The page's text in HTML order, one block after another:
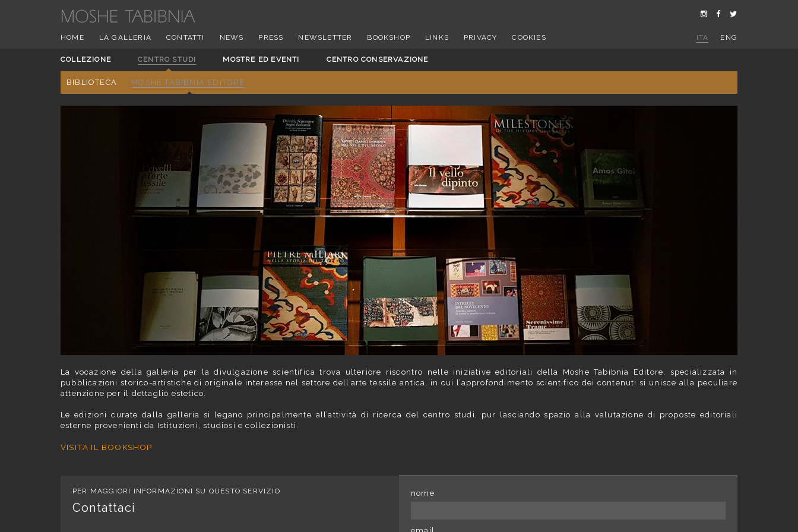
HOME LA GALLERIA CONTATTI NEWS PRESS NEWSLETTER BOOKSHOP LINKS PRIVACY COOKIES ITA ENG
COLLEZIONE CENTRO STUDI MOSTRE ED EVENTI CENTRO CONSERVAZIONE
BIBLIOTECA MOSHE TABIBNIA EDITORE
La vocazione della galleria per la divulgazione scientifica trova ulteriore riscontro nelle iniziative editoriali della Moshe Tabibnia Editore, specializzata in
pubblicazioni storico-artistiche di originale interesse nel settore dell’arte tessile antica, in cui l’approfondimento scientifico dei contenuti si unisce alla peculiare
attenzione per il dettaglio estetico.
Le edizioni curate dalla galleria si legano principalmente all’attività di ricerca del centro studi, pur lasciando spazio alla valutazione di proposte editoriali
esterne provenienti da Istituzioni, studiosi e collezionisti.
VISITA IL BOOKSHOP
PER MAGGIORI INFORMAZIONI SU QUESTO SERVIZIO
Contattaci
nome